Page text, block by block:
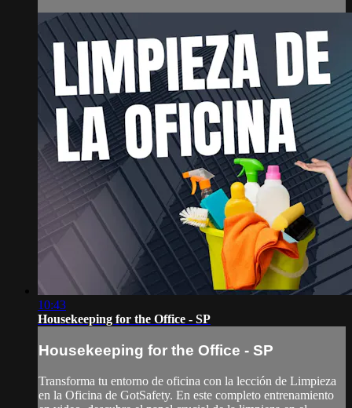
10:43
Housekeeping for the Office - SP
Housekeeping for the Office - SP
Transforma tu entorno de oficina con la lección de Limpieza
en la Oficina de GotSafety. En este completo entrenamiento